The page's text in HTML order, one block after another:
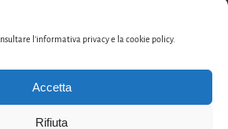
l’informativa privacy e la cookie policy.
Accetta
Rifiuta